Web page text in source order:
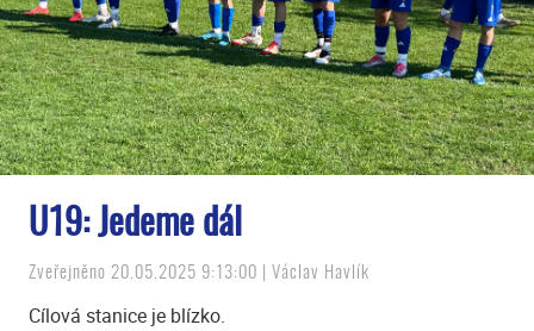
U19: Jedeme dál
Zveřejněno 20.05.2025 9:13:00 | Václav Havlík
Cílová stanice je blízko.